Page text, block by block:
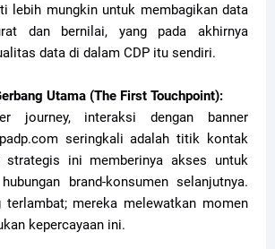
lebih mungkin untuk membagikan data
dan bernilai, yang pada akhirnya
data di dalam CDP itu sendiri.
Utama (The First Touchpoint):
journey, interaksi dengan banner
seringkali adalah titik kontak
strategis ini memberinya akses untuk
brand-konsumen selanjutnya.
terlambat; mereka melewatkan momen
kepercayaan ini.